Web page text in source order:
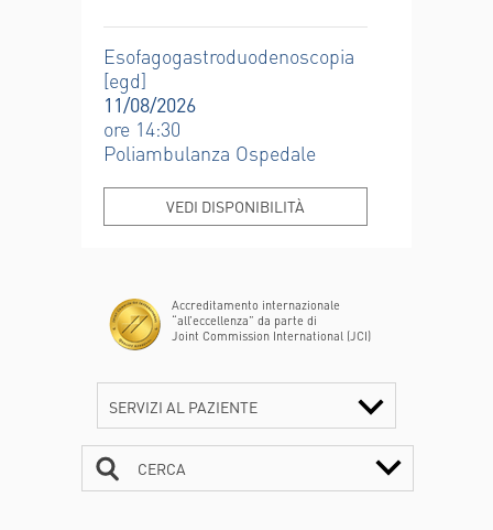
Esofagogastroduodenoscopia
[egd]
11/08/2026
ore 14:30
Poliambulanza Ospedale
VEDI DISPONIBILITÀ
Accreditamento internazionale
“all’eccellenza” da parte di
Joint Commission International (JCI)
SERVIZI AL PAZIENTE
CERCA